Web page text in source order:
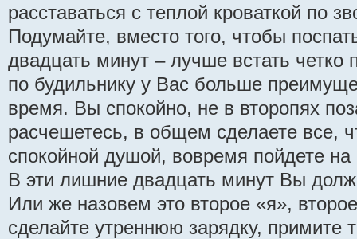
расставаться с теплой кроваткой по
Подумайте, вместо того, чтобы
двадцать минут – лучше встать четко
по будильнику у Вас больше
время. Вы спокойно, не в второпях
расчешетесь, в общем сделаете все,
спокойной душой, вовремя пойдете на
В эти лишние двадцать минут Вы
Или же назовем это второе «я»,
сделайте утреннюю зарядку, примите